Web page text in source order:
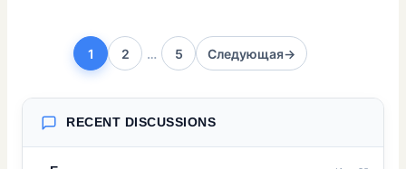
Страница
1 Страница
2 … Страница
5 Следующая→
RECENT DISCUSSIONS